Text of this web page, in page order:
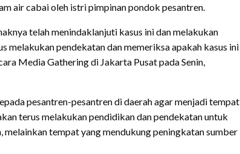
air cabai oleh istri pimpinan pondok pesantren.
telah menindaklanjuti kasus ini dan melakukan
melakukan pendekatan dan memeriksa apakah kasus ini
Media Gathering di Jakarta Pusat pada Senin,
pesantren-pesantren di daerah agar menjadi tempat
terus melakukan pendidikan dan pendekatan untuk
tempat yang mendukung peningkatan sumber